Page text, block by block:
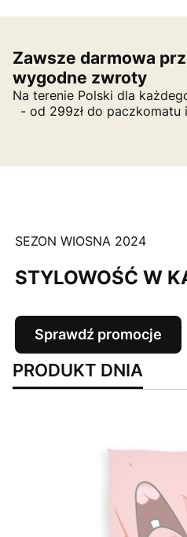
Zawsze darmowa
wygodne zwroty
Na terenie Polski dla
- od 299zł do paczkomatu
SEZON WIOSNA 2024
STYLOWOŚĆ W
Sprawdź promocje
PRODUKT DNIA